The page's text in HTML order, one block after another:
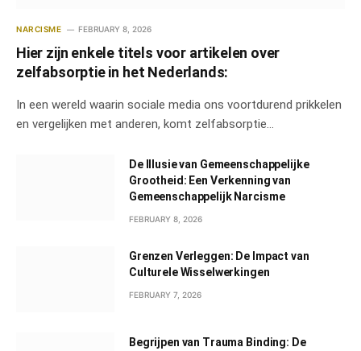
NARCISME FEBRUARY 8, 2026
Hier zijn enkele titels voor artikelen over
zelfabsorptie in het Nederlands:
In een wereld waarin sociale media ons voortdurend prikkelen
en vergelijken met anderen, komt zelfabsorptie…
De Illusie van Gemeenschappelijke
Grootheid: Een Verkenning van
Gemeenschappelijk Narcisme
FEBRUARY 8, 2026
Grenzen Verleggen: De Impact van
Culturele Wisselwerkingen
FEBRUARY 7, 2026
Begrijpen van Trauma Binding: De